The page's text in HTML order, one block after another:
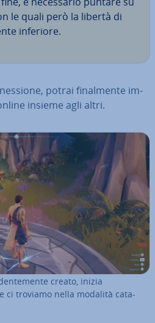
le quali però la libertà di
inferiore.
potrai fi­nal­men­te im­
insieme agli altri.
creato, inizia
ci troviamo nella modalità ca­ta­